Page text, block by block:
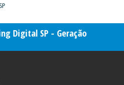
Digital SP - Geração